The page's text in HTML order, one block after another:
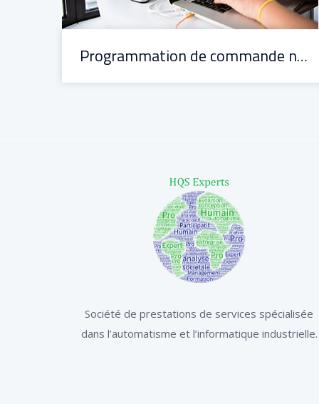
Programmation de commande numérique
Société de prestations de services spécialisée
dans l’automatisme et l’informatique industrielle.